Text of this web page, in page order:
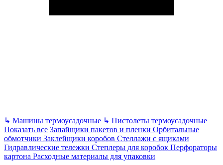
↳ Машины термоусадочные ↳ Пистолеты термоусадочные
Показать все Запайщики пакетов и пленки Орбитальные
обмотчики Заклейщики коробов Стеллажи с ящиками
Гидравлические тележки Степлеры для коробок Перфораторы
картона Расходные материалы для упаковки